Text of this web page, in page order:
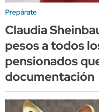
Prepárate
Claudia
pesos a todos
pensionados
documentación